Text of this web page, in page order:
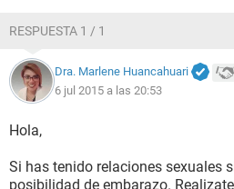
RESPUESTA 1 / 1
Dra. Marlene Huancahuari
6 jul 2015 a las 20:53
Hola,
Si has tenido relaciones sexuales
posibilidad de embarazo.